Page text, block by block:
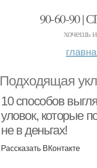
90-60-90
хочешь
Подходящая
10 способов
уловок, которые
не в деньгах!
Рассказать ВКонтакте